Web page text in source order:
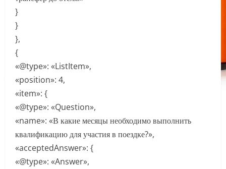
}
}
},
{
«@type»: «ListItem»,
«position»: 4,
«item»: {
«@type»: «Question»,
«name»: «В какие месяцы необходимо выполнить
квалификацию для участия в поездке?»,
«acceptedAnswer»: {
«@type»: «Answer»,